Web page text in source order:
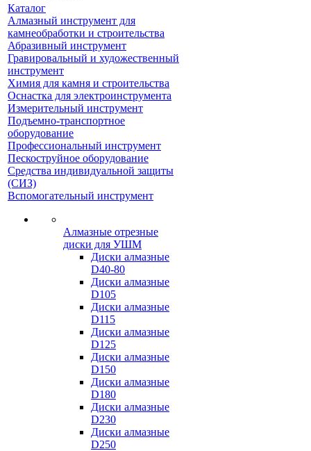
Каталог
Алмазный инструмент для
камнеобработки и строительства
Абразивный инструмент
Гравировальный и художественный
инструмент
Химия для камня и строительства
Оснастка для электроинструмента
Измерительный инструмент
Подъемно-транспортное
оборудование
Профессиональный инструмент
Пескоструйное оборудование
Средства индивидуальной защиты
(СИЗ)
Вспомогательный инструмент
Алмазные отрезные
диски для УШМ
Диски алмазные
D40-80
Диски алмазные
D105
Диски алмазные
D115
Диски алмазные
D125
Диски алмазные
D150
Диски алмазные
D180
Диски алмазные
D230
Диски алмазные
D250